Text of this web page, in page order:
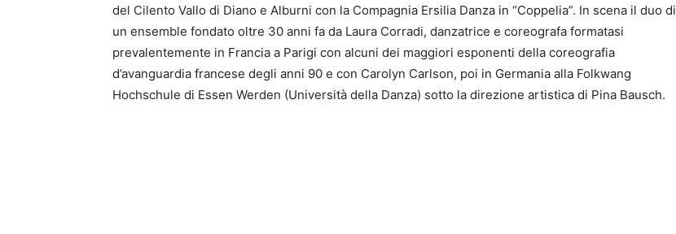
del Cilento Vallo di Diano e Alburni con la Compagnia Ersilia Danza in “Coppelia”. In scena il duo di
un ensemble fondato oltre 30 anni fa da Laura Corradi, danzatrice e coreografa formatasi
prevalentemente in Francia a Parigi con alcuni dei maggiori esponenti della coreografia
d’avanguardia francese degli anni 90 e con Carolyn Carlson, poi in Germania alla Folkwang
Hochschule di Essen Werden (Università della Danza) sotto la direzione artistica di Pina Bausch.